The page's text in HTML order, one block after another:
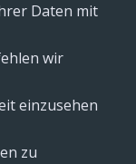
Daten mit
wir
einzusehen
zu